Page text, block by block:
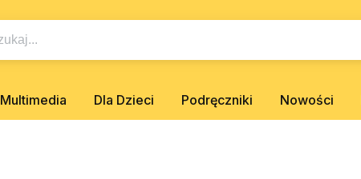
Multimedia Dla Dzieci Podręczniki Nowości